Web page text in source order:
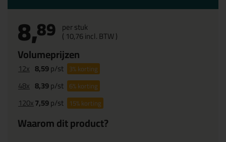
8,89 per stuk
( 10,76incl. BTW )
Volumeprijzen
12x 8,59p/st 3%korting
48x 8,39p/st 6%korting
120x7,59p/st 15%korting
Waarom dit product?